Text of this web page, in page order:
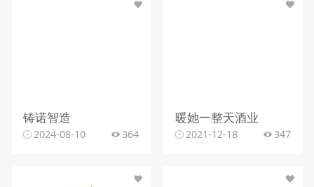
铸诺智造
2024-08-10 364
暖她一整天酒业
2021-12-18 347